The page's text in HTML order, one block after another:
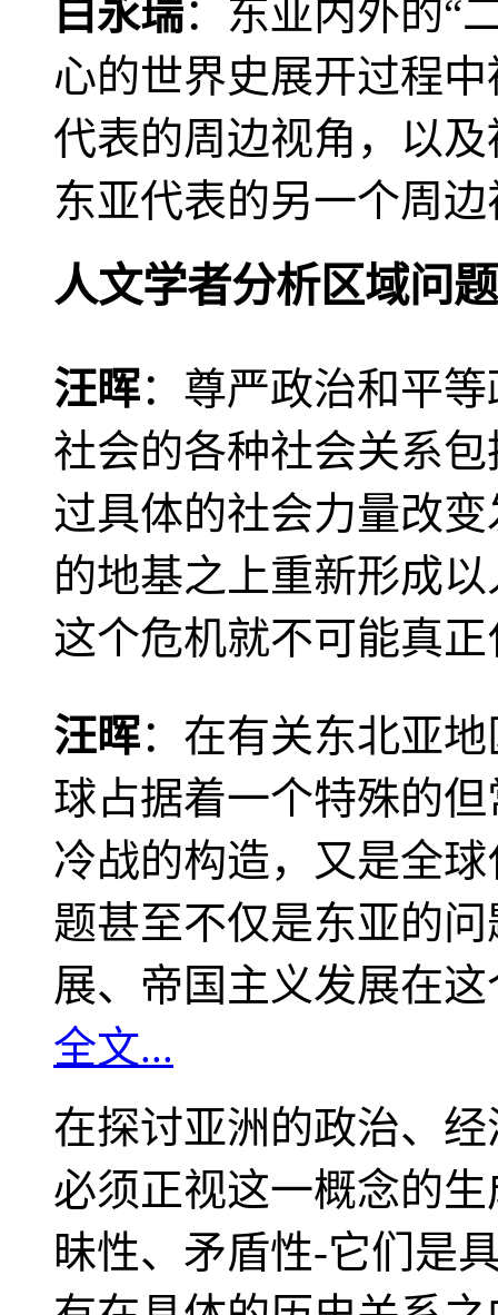
白永瑞：东亚内外的“
心的世界史展开过程
代表的周边视角，以
东亚代表的另一个周
人文学者分析区域问题
汪晖：尊严政治和平
社会的各种社会关系
过具体的社会力量改
的地基之上重新形成
这个危机就不可能真
汪晖：在有关东北亚
球占据着一个特殊的
冷战的构造，又是全
题甚至不仅是东亚的
展、帝国主义发展在
全文...
在探讨亚洲的政治、
必须正视这一概念的
昧性、矛盾性-它们是